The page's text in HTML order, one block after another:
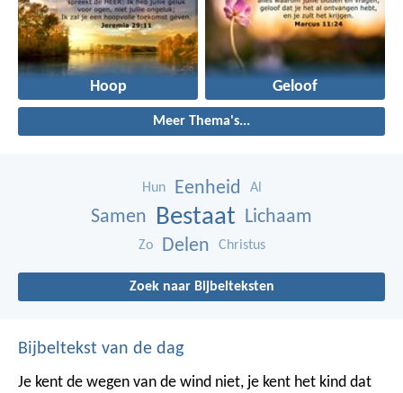
Hoop Geloof
Meer Thema's...
Hun Eenheid Al
Samen Bestaat Lichaam
Zo Delen Christus
Zoek naar Bijbelteksten
Bijbeltekst van de dag
Je kent de wegen van de wind niet, je kent het kind dat